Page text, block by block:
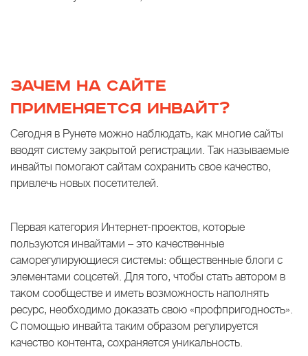
ЗАЧЕМ НА САЙТЕ
ПРИМЕНЯЕТСЯ ИНВАЙТ?
Сегодня в Рунете можно наблюдать, как многие сайты
вводят систему закрытой регистрации. Так называемые
инвайты помогают сайтам сохранить свое качество,
привлечь новых посетителей.
Первая категория Интернет-проектов, которые
пользуются инвайтами – это качественные
саморегулирующиеся системы: общественные блоги с
элементами соцсетей. Для того, чтобы стать автором в
таком сообществе и иметь возможность наполнять
ресурс, необходимо доказать свою «профпригодность».
С помощью инвайта таким образом регулируется
качество контента, сохраняется уникальность.